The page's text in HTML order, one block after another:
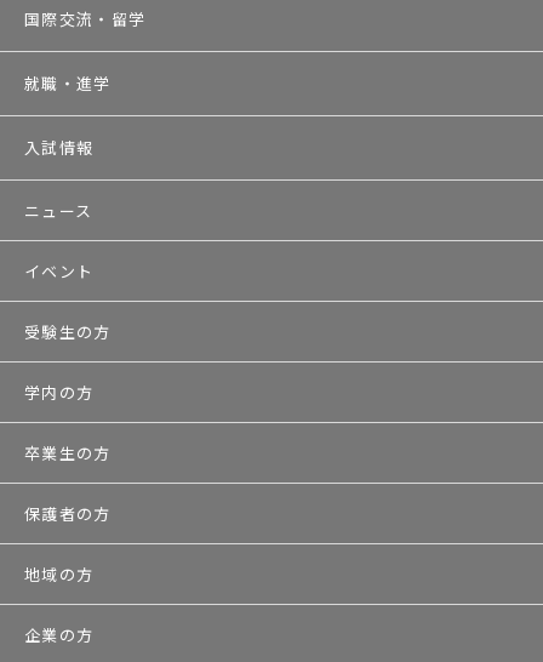
国際交流・留学
就職・進学
入試情報
ニュース
イベント
受験生の方
学内の方
卒業生の方
保護者の方
地域の方
企業の方